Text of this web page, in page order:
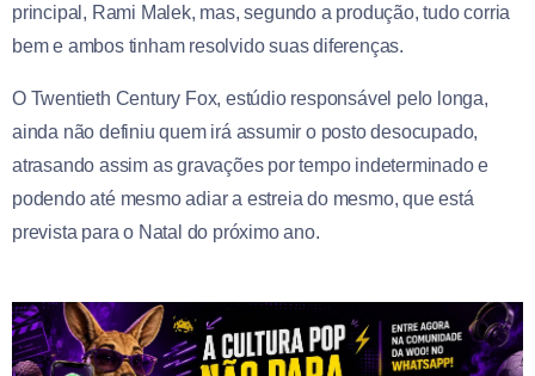
principal, Rami Malek, mas, segundo a produção, tudo corria
bem e ambos tinham resolvido suas diferenças.
O Twentieth Century Fox, estúdio responsável pelo longa,
ainda não definiu quem irá assumir o posto desocupado,
atrasando assim as gravações por tempo indeterminado e
podendo até mesmo adiar a estreia do mesmo, que está
prevista para o Natal do próximo ano.